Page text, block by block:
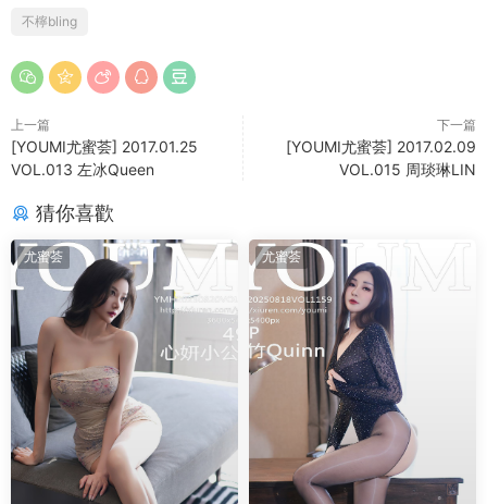
不檸bling
上一篇
[YOUMI尤蜜荟] 2017.01.25
VOL.013 左冰Queen
下一篇
[YOUMI尤蜜荟] 2017.02.09
VOL.015 周琰琳LIN
猜你喜歡
尤蜜荟 尤蜜荟